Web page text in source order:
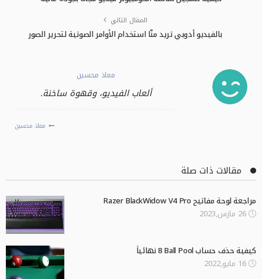
المقال التالي
بالفيديو أدوبي تريد منّا استخدام الأوامر الصوتية لتحرير الصور
معاذ محسين
ألعاب الفيديو، وقهوة ساخنة.
معاذ محسين
مقالات ذات صلة
مراجعة لوحة مفاتيح Razer BlackWidow V4 Pro
26 مارس,2023
كيفية حذف حساب Ball Pool‏ 8 نهائياً
16 مايو,2022